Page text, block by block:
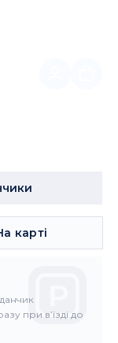
карті
при в’їзді до